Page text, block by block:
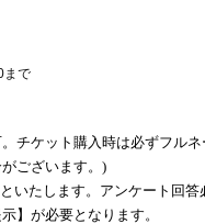
まで
チケット購入時は必ずフル
ございます。)
いたします。アンケート回答
】が必要となります。